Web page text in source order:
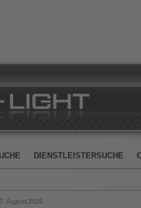
DIENSTLEISTERSUCHE
August 2026